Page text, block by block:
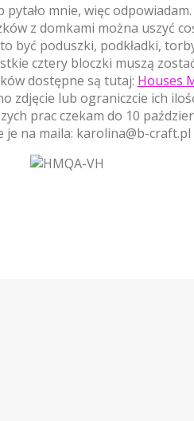
pytało mnie, więc odpowiadam.
z domkami można uszyć
być poduszki, podkładki,
cztery bloczki muszą
dostępne są tutaj: Houses
zdjęcie lub ograniczcie ich
prac czekam do 10
je na maila: karolina@b-craft.pl